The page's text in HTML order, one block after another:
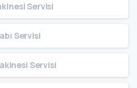
Servisi
Servisi
Servisi